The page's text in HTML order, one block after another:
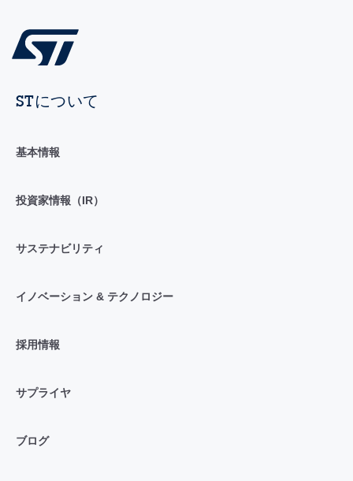
STについて
基本情報
投資家情報（IR）
サステナビリティ
イノベーション & テクノロジー
採用情報
サプライヤ
ブログ